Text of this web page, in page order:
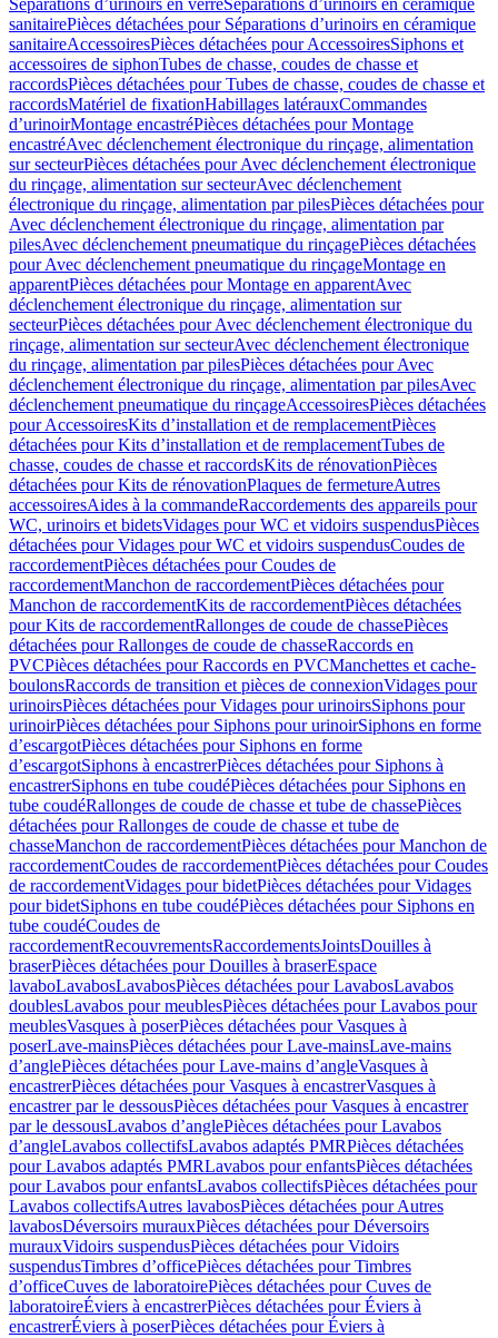
Séparations d’urinoirs en verreSéparations d’urinoirs en céramique
sanitairePièces détachées pour Séparations d’urinoirs en céramique
sanitaireAccessoiresPièces détachées pour AccessoiresSiphons et
accessoires de siphonTubes de chasse, coudes de chasse et
raccordsPièces détachées pour Tubes de chasse, coudes de chasse et
raccordsMatériel de fixationHabillages latérauxCommandes
dʼurinoirMontage encastréPièces détachées pour Montage
encastréAvec déclenchement électronique du rinçage, alimentation
sur secteurPièces détachées pour Avec déclenchement électronique
du rinçage, alimentation sur secteurAvec déclenchement
électronique du rinçage, alimentation par pilesPièces détachées pour
Avec déclenchement électronique du rinçage, alimentation par
pilesAvec déclenchement pneumatique du rinçagePièces détachées
pour Avec déclenchement pneumatique du rinçageMontage en
apparentPièces détachées pour Montage en apparentAvec
déclenchement électronique du rinçage, alimentation sur
secteurPièces détachées pour Avec déclenchement électronique du
rinçage, alimentation sur secteurAvec déclenchement électronique
du rinçage, alimentation par pilesPièces détachées pour Avec
déclenchement électronique du rinçage, alimentation par pilesAvec
déclenchement pneumatique du rinçageAccessoiresPièces détachées
pour AccessoiresKits d’installation et de remplacementPièces
détachées pour Kits d’installation et de remplacementTubes de
chasse, coudes de chasse et raccordsKits de rénovationPièces
détachées pour Kits de rénovationPlaques de fermetureAutres
accessoiresAides à la commandeRaccordements des appareils pour
WC, urinoirs et bidetsVidages pour WC et vidoirs suspendusPièces
détachées pour Vidages pour WC et vidoirs suspendusCoudes de
raccordementPièces détachées pour Coudes de
raccordementManchon de raccordementPièces détachées pour
Manchon de raccordementKits de raccordementPièces détachées
pour Kits de raccordementRallonges de coude de chassePièces
détachées pour Rallonges de coude de chasseRaccords en
PVCPièces détachées pour Raccords en PVCManchettes et cache-
boulonsRaccords de transition et pièces de connexionVidages pour
urinoirsPièces détachées pour Vidages pour urinoirsSiphons pour
urinoirPièces détachées pour Siphons pour urinoirSiphons en forme
d’escargotPièces détachées pour Siphons en forme
d’escargotSiphons à encastrerPièces détachées pour Siphons à
encastrerSiphons en tube coudéPièces détachées pour Siphons en
tube coudéRallonges de coude de chasse et tube de chassePièces
détachées pour Rallonges de coude de chasse et tube de
chasseManchon de raccordementPièces détachées pour Manchon de
raccordementCoudes de raccordementPièces détachées pour Coudes
de raccordementVidages pour bidetPièces détachées pour Vidages
pour bidetSiphons en tube coudéPièces détachées pour Siphons en
tube coudéCoudes de
raccordementRecouvrementsRaccordementsJointsDouilles à
braserPièces détachées pour Douilles à braserEspace
lavaboLavabosLavabosPièces détachées pour LavabosLavabos
doublesLavabos pour meublesPièces détachées pour Lavabos pour
meublesVasques à poserPièces détachées pour Vasques à
poserLave-mainsPièces détachées pour Lave-mainsLave-mains
d’anglePièces détachées pour Lave-mains d’angleVasques à
encastrerPièces détachées pour Vasques à encastrerVasques à
encastrer par le dessousPièces détachées pour Vasques à encastrer
par le dessousLavabos d’anglePièces détachées pour Lavabos
d’angleLavabos collectifsLavabos adaptés PMRPièces détachées
pour Lavabos adaptés PMRLavabos pour enfantsPièces détachées
pour Lavabos pour enfantsLavabos collectifsPièces détachées pour
Lavabos collectifsAutres lavabosPièces détachées pour Autres
lavabosDéversoirs murauxPièces détachées pour Déversoirs
murauxVidoirs suspendusPièces détachées pour Vidoirs
suspendusTimbres dʼofficePièces détachées pour Timbres
dʼofficeCuves de laboratoirePièces détachées pour Cuves de
laboratoireÉviers à encastrerPièces détachées pour Éviers à
encastrerÉviers à poserPièces détachées pour Éviers à